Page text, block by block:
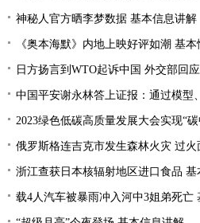
神秘人官方晒李梦数据 基本信息讲解
《奥本海默》内地上映好评如潮 基
日方扬言到WTO起诉中国 外交部回
中国平安谢永林答上证报：通过模型、技术降低金融服务
2023绿色低碳高质量发展大会实现“碳
俄罗斯格连吉克市发生森林火灾 过火
浙江查获日本核辐射地区进口食品 基
载4人汽车被暴雨冲入河中3姐弟死亡